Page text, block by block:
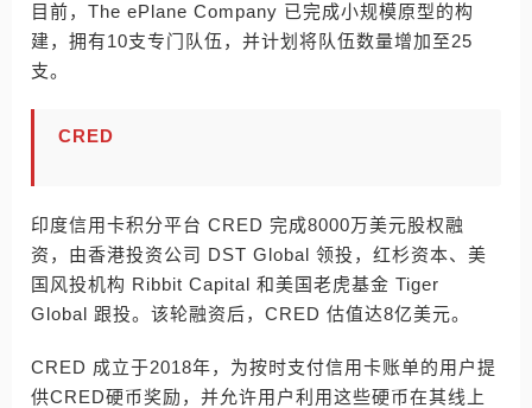
目前，The ePlane Company 已完成小规模原型的构
建，拥有10支专门队伍，并计划将队伍数量增加至25
支。
CRED
印度信用卡积分平台 CRED 完成8000万美元股权融
资，由香港投资公司 DST Global 领投，红杉资本、美
国风投机构 Ribbit Capital 和美国老虎基金 Tiger
Global 跟投。该轮融资后，CRED 估值达8亿美元。
CRED 成立于2018年，为按时支付信用卡账单的用户提
供CRED硬币奖励，并允许用户利用这些硬币在其线上